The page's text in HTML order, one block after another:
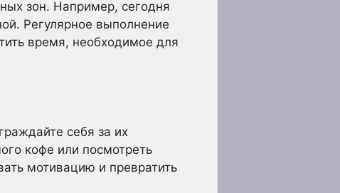
зон. Например, сегодня
Регулярное выполнение
время, необходимое для
себя за их
кофе или посмотреть
мотивацию и превратить